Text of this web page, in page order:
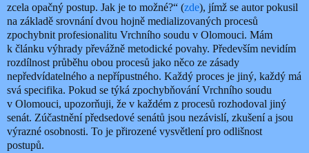
zcela opačný postup. Jak je to možné?“ (zde), jímž se autor pokusil
na základě srovnání dvou hojně medializovaných procesů
zpochybnit profesionalitu Vrchního soudu v Olomouci. Mám
k článku výhrady převážně metodické povahy. Především nevidím
rozdílnost průběhu obou procesů jako něco ze zásady
nepředvídatelného a nepřípustného. Každý proces je jiný, každý má
svá specifika. Pokud se týká zpochybňování Vrchního soudu
v Olomouci, upozorňuji, že v každém z procesů rozhodoval jiný
senát. Zúčastnění předsedové senátů jsou nezávislí, zkušení a jsou
výrazné osobnosti. To je přirozené vysvětlení pro odlišnost
postupů.